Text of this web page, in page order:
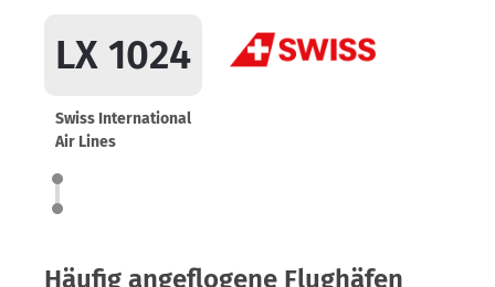
LX 1024
Swiss International
Air Lines
Häufig angeflogene Flughäfen